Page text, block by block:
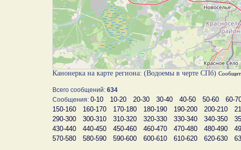
Канонерка на карте региона: (Водоемы в черте СПб)
Всего сообщений: 634
Сообщения: 0-10 10-20 20-30 30-40 40-50 50-60 60-
150-160
160-170 170-180 180-190 190-200 200-210
290-300
300-310 310-320 320-330 330-340 340-350
430-440
440-450 450-460 460-470 470-480 480-490
570-580
580-590 590-600 600-610 610-620 620-630